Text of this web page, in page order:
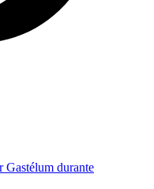
Gastélum durante